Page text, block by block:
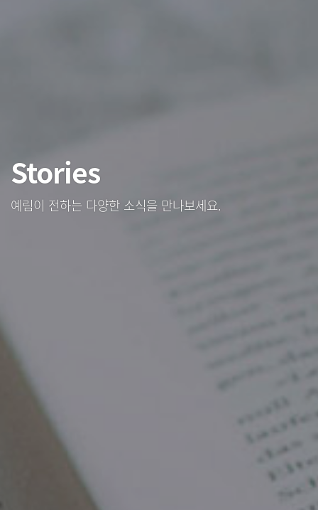
Stories
예림이 전하는 다양한 소식을 만나보세요.